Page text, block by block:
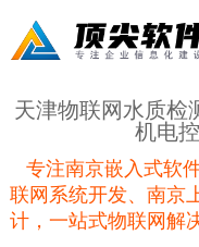
天津物联网水质检
机电
专注南京嵌入式软
联网系统开发、南京
计，一站式物联网解